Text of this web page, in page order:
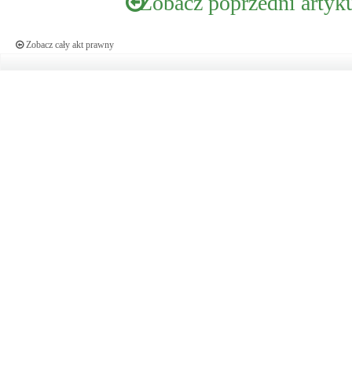
Zobacz cały akt prawny